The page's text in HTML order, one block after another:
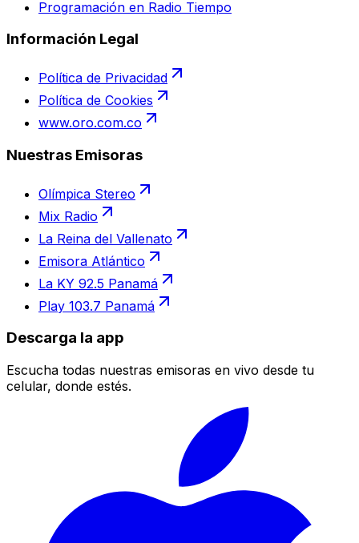
Programación en Radio Tiempo
Información Legal
Política de Privacidad
Política de Cookies
www.oro.com.co
Nuestras Emisoras
Olímpica Stereo
Mix Radio
La Reina del Vallenato
Emisora Atlántico
La KY 92.5 Panamá
Play 103.7 Panamá
Descarga la app
Escucha todas nuestras emisoras en vivo desde tu
celular, donde estés.